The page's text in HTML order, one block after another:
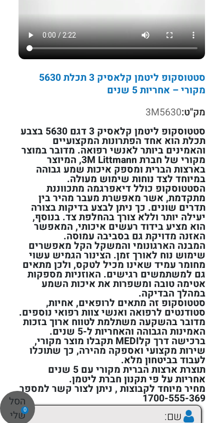
0
הסל
שלי
סטטוסקופ ליטמן קלאסיק 3 תכלת 5630
מקורי – אחריות 5 שנים
מק"ט:3M5630
סטטוסקופ ליטמן קלאסיק 3 דגם 5630 בצבע
תכלת הוא אחד הפתרונות המקצועיים
והאמינים ביותר לאנשי רפואה. מדובר במוצר
מקורי של חברת 3M Littmann, המיוצר
בארצות הברית ומספק איכות שמע גבוהה
במיוחד לצד נוחות שימוש מעולה.
הסטטוסקופ כולל דיאפרגמה מתכווננת
מתקדמת, אשר מאפשרת מעבר מהיר בין
תדרים שונים. כך ניתן לבצע בדיקות בצורה
יעילה יותר וללא צורך בהחלפת צד. בנוסף,
הוא מציע בידוד רעשים איכותי, המאפשר
האזנה מדויקת גם בסביבה עמוסה.
המבנה הארגונומי והמשקל הקל מאפשרים
שימוש נוח לאורך זמן. הצינור הגמיש עשוי
מחומר עמיד שאינו מכיל לטקס, ולכן מתאים
גם למשתמשים רגישים. האוזניות מספקות
אטימה טובה ומשפרות את איכות השמע
במהלך הבדיקה.
סטטוסקופ זה מתאים לרופאים, אחיות,
סטודנטים לרפואה ואנשי צוות רפואי נוספים.
מדובר בהשקעה משתלמת לטווח ארוך בזכות
האמינות הגבוהה והאחריות ל-5 שנים.
ברכישה דרך קלMEDI תקבלו מוצר מקורי,
שירות מקצועי ואספקה מהירה, כך שתוכלו
לעבוד בביטחון מלא.
תוצרת ארצ ות הברית מקורי עם 5 שנים
אחריות על פי תקנון חברת ליטמן.
מחיר מיוחד לקבוצות , ניתן לצור קשר למספר
1700-555-369